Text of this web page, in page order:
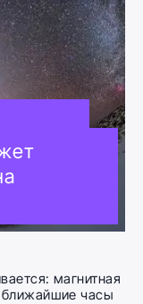
магнитная
ближайшие часы